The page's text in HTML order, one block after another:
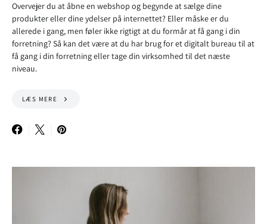
Overvejer du at åbne en webshop og begynde at sælge dine
produkter eller dine ydelser på internettet? Eller måske er du
allerede i gang, men føler ikke rigtigt at du formår at få gang i din
forretning? Så kan det være at du har brug for et digitalt bureau til at
få gang i din forretning eller tage din virksomhed til det næste
niveau.
LÆS MERE